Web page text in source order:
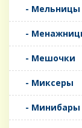
- Мельницы
-
- Мешочки
- Миксеры
- Минибары